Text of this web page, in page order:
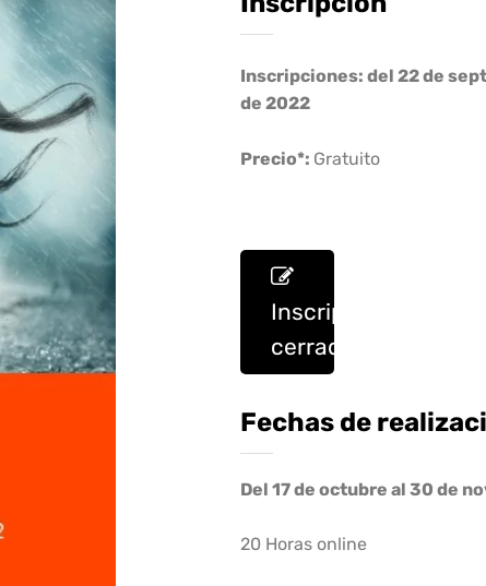
Inscripciones: del 22 de
de 2022
Precio*: Gratuito
Inscripciones
cerradas
Fechas de
Del 17 de octubre al 30 de
20 Horas online